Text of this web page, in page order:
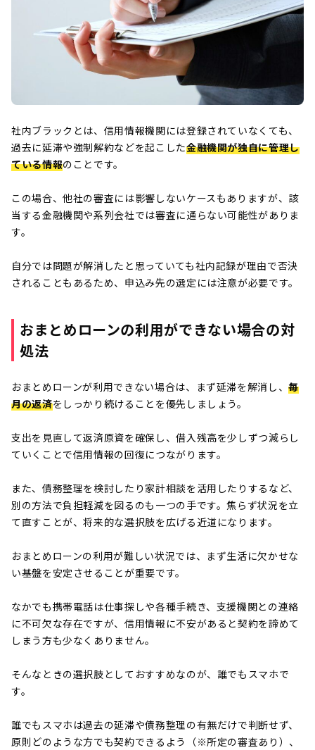
社内ブラックとは、信用情報機関には登録されていなくても、
過去に延滞や強制解約などを起こした金融機関が独自に管理し
ている情報のことです。
この場合、他社の審査には影響しないケースもありますが、該
当する金融機関や系列会社では審査に通らない可能性がありま
す。
自分では問題が解消したと思っていても社内記録が理由で否決
されることもあるため、申込み先の選定には注意が必要です。
おまとめローンの利用ができない場合の対
処法
おまとめローンが利用できない場合は、まず延滞を解消し、毎
月の返済をしっかり続けることを優先しましょう。
支出を見直して返済原資を確保し、借入残高を少しずつ減らし
ていくことで信用情報の回復につながります。
また、債務整理を検討したり家計相談を活用したりするなど、
別の方法で負担軽減を図るのも一つの手です。焦らず状況を立
て直すことが、将来的な選択肢を広げる近道になります。
おまとめローンの利用が難しい状況では、まず生活に欠かせな
い基盤を安定させることが重要です。
なかでも携帯電話は仕事探しや各種手続き、支援機関との連絡
に不可欠な存在ですが、信用情報に不安があると契約を諦めて
しまう方も少なくありません。
そんなときの選択肢としておすすめなのが、誰でもスマホで
す。
誰でもスマホは過去の延滞や債務整理の有無だけで判断せず、
原則どのような方でも契約できるよう（※所定の審査あり）、